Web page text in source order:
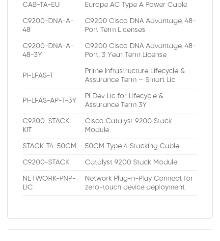
CAB-TA-EU Europe AC Type A Power Cable
C9200-DNA-A-
48
C9200 Cisco DNA Advantage, 48-
Port Term Licenses
C9200-DNA-A-
48-3Y
C9200 Cisco DNA Advantage, 48-
Port, 3 Year Term License
PI-LFAS-T
Prime Infrastructure Lifecycle &
Assurance Term – Smart Lic
PI-LFAS-AP-T-3Y
PI Dev Lic for Lifecycle &
Assurance Term 3Y
C9200-STACK-
KIT
Cisco Catalyst 9200 Stack
Module
STACK-T4-50CM 50CM Type 4 Stacking Cable
C9200-STACK Catalyst 9200 Stack Module
NETWORK-PNP-
LIC
Network Plug-n-Play Connect for
zero-touch device deployment